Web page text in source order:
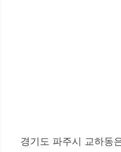
경기도 파주시 교하동